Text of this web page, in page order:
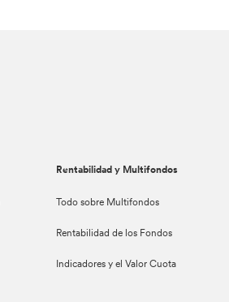
Rentabilidad y Multifondos
Todo sobre Multifondos
Rentabilidad de los Fondos
Indicadores y el Valor Cuota